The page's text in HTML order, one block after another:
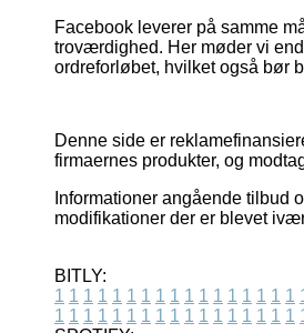
Facebook leverer på samme
troværdighed. Her møder vi
ordreforløbet, hvilket også bør
Denne side er
firmaernes produkter, og
Informationer angående tilbud
modifikationer der er blevet
BITLY:
1 1 1 1 1 1 1 1 1 1 1 1 1 1 1 1 1
1 1 1 1 1 1 1 1 1 1 1 1 1 1 1 1 1